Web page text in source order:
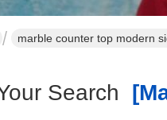
marble counter top modern
Search